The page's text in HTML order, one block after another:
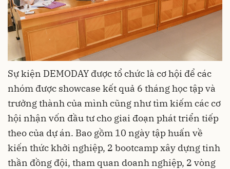
Sự kiện DEMODAY được tổ chức là cơ hội để các
nhóm được showcase kết quả 6 tháng học tập và
trưởng thành của mình cũng như tìm kiếm các cơ
hội nhận vốn đầu tư cho giai đoạn phát triển tiếp
theo của dự án. Bao gồm 10 ngày tập huấn về
kiến thức khởi nghiệp, 2 bootcamp xây dựng tinh
thần đồng đội, tham quan doanh nghiệp, 2 vòng